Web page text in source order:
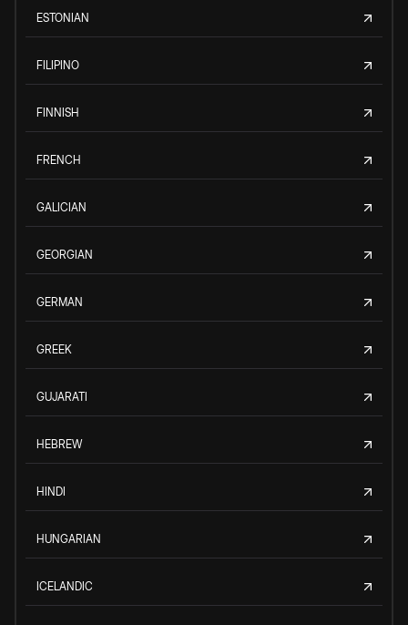
ESTONIAN
FILIPINO
FINNISH
FRENCH
GALICIAN
GEORGIAN
GERMAN
GREEK
GUJARATI
HEBREW
HINDI
HUNGARIAN
ICELANDIC